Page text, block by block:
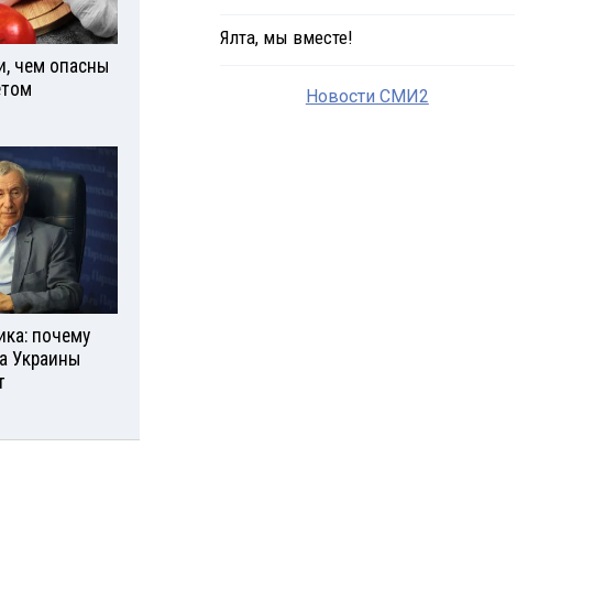
чем опасны
почему
Украины
Ялта, мы вместе!
Новости СМИ2